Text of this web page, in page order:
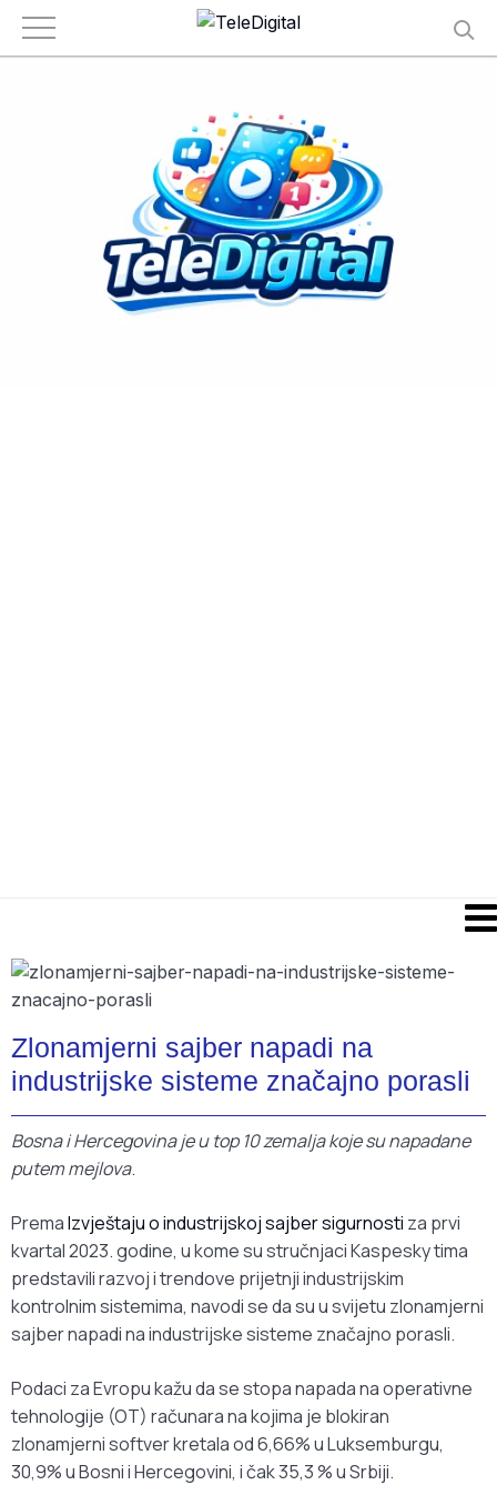
Zlonamjerni sajber napadi na
industrijske sisteme značajno porasli
Bosna i Hercegovina je u top 10 zemalja koje su napadane
putem mejlova.
PremaIzvještaju o industrijskoj sajber sigurnosti za prvi
kvartal 2023. godine, u kome su stručnjaci Kaspesky tima
predstavili razvoj i trendove prijetnji industrijskim
kontrolnim sistemima, navodi se da su u svijetu zlonamjerni
sajber napadi na industrijske sisteme značajno porasli.
Podaci za Evropu kažu da se stopa napada na operativne
tehnologije (OT) računara na kojima je blokiran
zlonamjerni softver kretala od 6,66% u Luksemburgu,
30,9% u Bosni i Hercegovini, i čak 35,3 % u Srbiji.